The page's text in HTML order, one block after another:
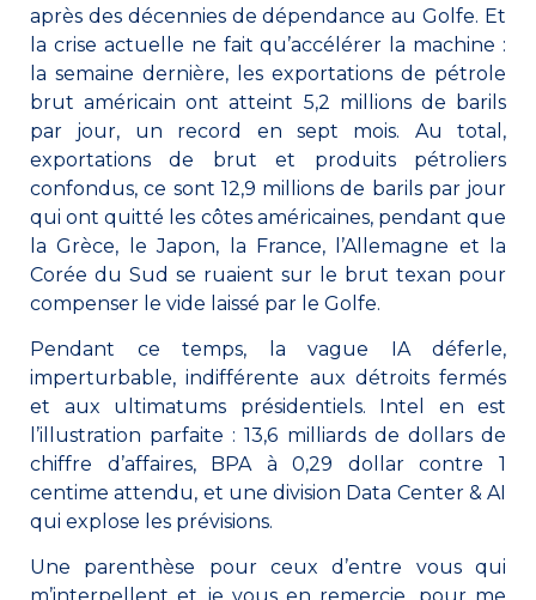
après des décennies de dépendance au Golfe. Et
la crise actuelle ne fait qu’accélérer la machine :
la semaine dernière, les exportations de pétrole
brut américain ont atteint 5,2 millions de barils
par jour, un record en sept mois. Au total,
exportations de brut et produits pétroliers
confondus, ce sont 12,9 millions de barils par jour
qui ont quitté les côtes américaines, pendant que
la Grèce, le Japon, la France, l’Allemagne et la
Corée du Sud se ruaient sur le brut texan pour
compenser le vide laissé par le Golfe.
Pendant ce temps, la vague IA déferle,
imperturbable, indifférente aux détroits fermés
et aux ultimatums présidentiels. Intel en est
l’illustration parfaite : 13,6 milliards de dollars de
chiffre d’affaires, BPA à 0,29 dollar contre 1
centime attendu, et une division Data Center & AI
qui explose les prévisions.
Une parenthèse pour ceux d’entre vous qui